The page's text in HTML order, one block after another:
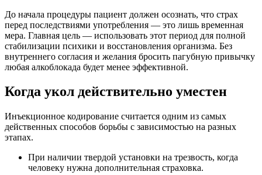
До начала процедуры пациент должен осознать, что страх
перед последствиями употребления — это лишь временная
мера. Главная цель — использовать этот период для полной
стабилизации психики и восстановления организма. Без
внутреннего согласия и желания бросить пагубную привычку
любая алкоблокада будет менее эффективной.
Когда укол действительно уместен
Инъекционное кодирование считается одним из самых
действенных способов борьбы с зависимостью на разных
этапах.
При наличии твердой установки на трезвость, когда
человеку нужна дополнительная страховка.